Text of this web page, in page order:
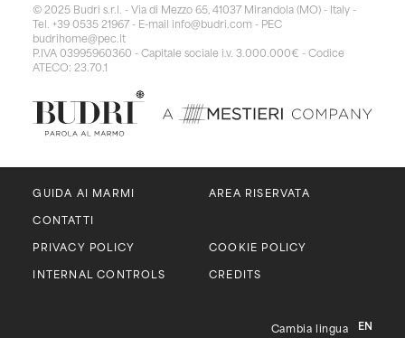
© 2025 Budri s.r.l. - Via di Mezzo 65, 41037 Mirandola (MO) - Italy -
Tel. +39 0535 21967 - E-mail info@budri.com - PEC
budrihome@pec.it
P.IVA 03995960360 - Capitale sociale i.v. 3.000.000€ - Codice
ATECO: 23.70.1
GUIDA AI MARMI
AREA RISERVATA
CONTATTI
PRIVACY POLICY
COOKIE POLICY
INTERNAL CONTROLS
CREDITS
Cambia lingua EN